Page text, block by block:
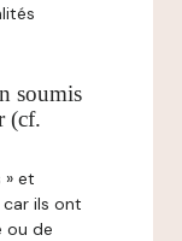
soumis
(cf.
» et
ils ont
ou de